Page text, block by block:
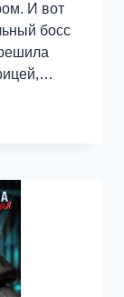
И вот
босс